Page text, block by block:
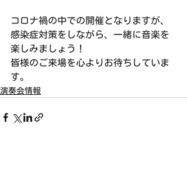
コロナ禍の中での開催となりますが、
感染症対策をしながら、一緒に音楽を
楽しみましょう！
皆様のご来場を心よりお待ちしていま
す。
演奏会情報